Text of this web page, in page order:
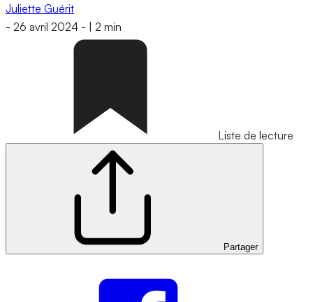
Juliette Guérit
- 26 avril 2024 - 2 min
Liste de lecture
Partager